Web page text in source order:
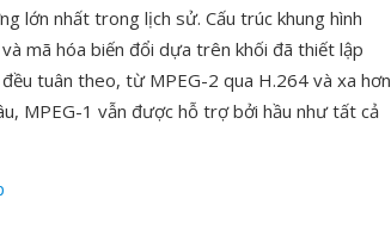
lớn nhất trong lịch sử. Cấu trúc khung hình
mã hóa biến đổi dựa trên khối đã thiết lập
tuân theo, từ MPEG-2 qua H.264 và xa hơn
MPEG-1 vẫn được hỗ trợ bởi hầu như tất cả